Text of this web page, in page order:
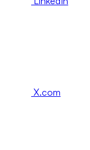
X.com